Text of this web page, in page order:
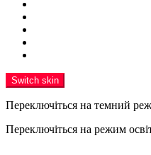
Switch skin
Переключіться на темний
Переключіться на режим